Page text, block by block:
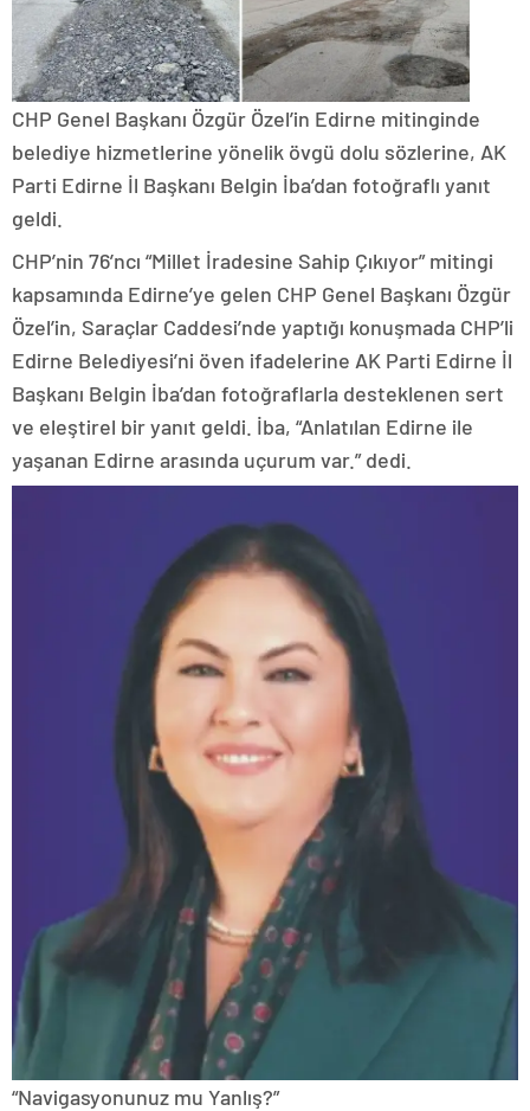
CHP Genel Başkanı Özgür Özel’in Edirne mitinginde
belediye hizmetlerine yönelik övgü dolu sözlerine, AK
Parti Edirne İl Başkanı Belgin İba’dan fotoğraflı yanıt
geldi.
CHP’nin 76’ncı “Millet İradesine Sahip Çıkıyor” mitingi
kapsamında Edirne’ye gelen CHP Genel Başkanı Özgür
Özel’in, Saraçlar Caddesi’nde yaptığı konuşmada CHP’li
Edirne Belediyesi’ni öven ifadelerine AK Parti Edirne İl
Başkanı Belgin İba’dan fotoğraflarla desteklenen sert
ve eleştirel bir yanıt geldi. İba, “Anlatılan Edirne ile
yaşanan Edirne arasında uçurum var.” dedi.
“Navigasyonunuz mu Yanlış?”